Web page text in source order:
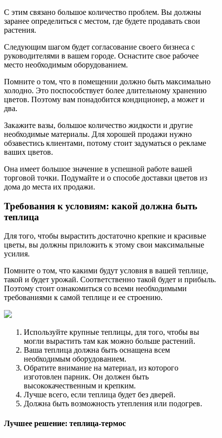
С этим связано большое количество проблем. Вы должны
заранее определиться с местом, где будете продавать свои
растения.
Следующим шагом будет согласование своего бизнеса с
руководителями в вашем городе. Оснастите свое рабочее
место необходимым оборудованием.
Помните о том, что в помещении должно быть максимально
холодно. Это поспособствует более длительному хранению
цветов. Поэтому вам понадобится кондиционер, а может и
два.
Закажите вазы, большое количество жидкости и другие
необходимые материалы. Для хорошей продажи нужно
обзавестись клиентами, потому стоит задуматься о рекламе
ваших цветов.
Она имеет большое значение в успешной работе вашей
торговой точки. Подумайте и о способе доставки цветов из
дома до места их продажи.
Требования к условиям: какой должна быть
теплица
Для того, чтобы вырастить достаточно крепкие и красивые
цветы, вы должны приложить к этому свои максимальные
усилия.
Помните о том, что какими будут условия в вашей теплице,
такой и будет урожай. Соответственно такой будет и прибыль.
Поэтому стоит ознакомиться со всеми необходимыми
требованиями к самой теплице и ее строению.
Используйте крупные теплицы, для того, чтобы вы
могли вырастить там как можно больше растений.
Ваша теплица должна быть оснащена всем
необходимым оборудованием.
Обратите внимание на материал, из которого
изготовлен парник. Он должен быть
высококачественным и крепким.
Лучше всего, если теплица будет без дверей.
Должна быть возможность утепления или подогрев.
Лучшее решение: теплица-термос